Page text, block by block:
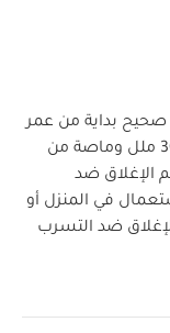
بداية من عمر
8 شهور مع هذا الكوب الذي يأتي بسعة 300 ملل وماصة من
الإغلاق ضد
للاستعمال في المنزل أو
ضد التسرب